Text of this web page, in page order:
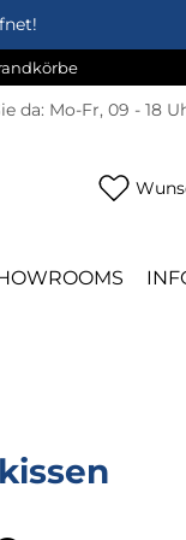
da: Mo-Fr, 09 - 18